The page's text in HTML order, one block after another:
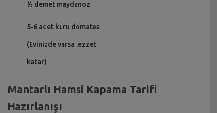
½ demet maydanoz
5-6 adet kuru domates
(Evinizde varsa lezzet
katar)
Mantarlı Hamsi Kapama Tarifi
Hazırlanışı